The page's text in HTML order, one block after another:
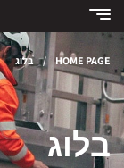
בלוג
HOME PAGE
/ בלוג